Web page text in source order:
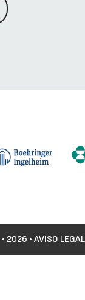
• 2026 • AVISO LEGAL